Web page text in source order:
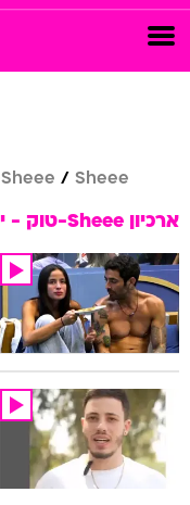
Sheee Sheee-טוק
ארכיון Sheee-טוק - יוני 2024